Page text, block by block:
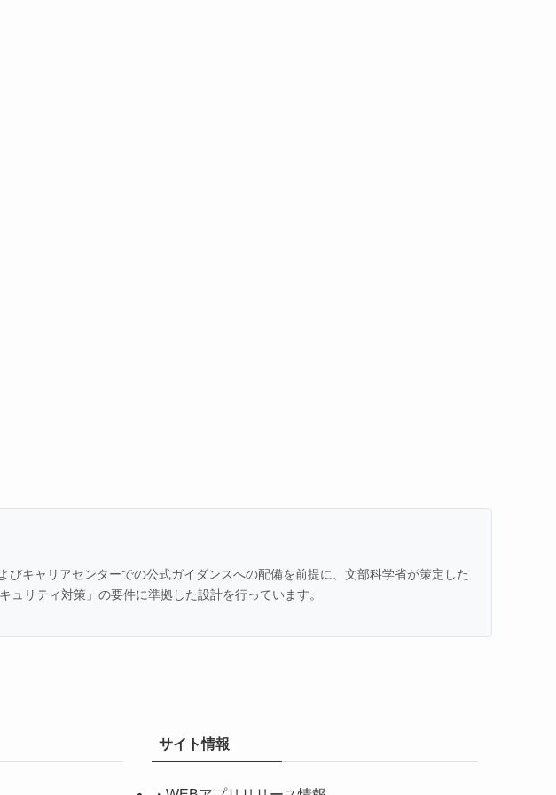
キャリアセンターでの公式ガイダンスへの配備を前提に、文部科学省が策定した
ュリティ対策」の要件に準拠した設計を行っています。
サイト情報